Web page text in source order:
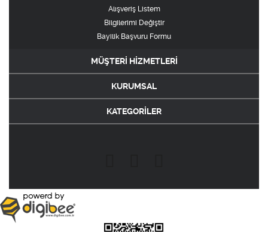
Alışveriş Listem
Bilgilerimi Değiştir
Bayilik Başvuru Formu
MÜŞTERİ HİZMETLERİ
KURUMSAL
KATEGORİLER